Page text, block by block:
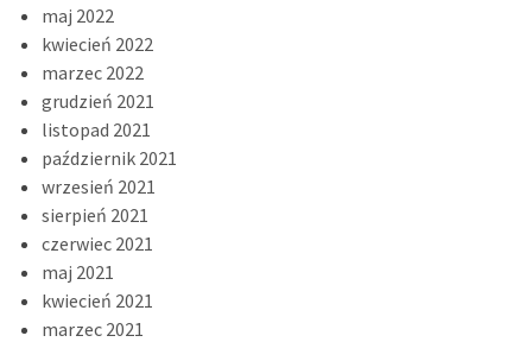
maj 2022
kwiecień 2022
marzec 2022
grudzień 2021
listopad 2021
październik 2021
wrzesień 2021
sierpień 2021
czerwiec 2021
maj 2021
kwiecień 2021
marzec 2021